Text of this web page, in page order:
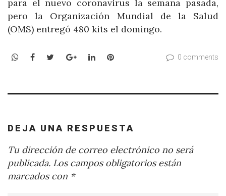
para el nuevo coronavirus la semana pasada,
pero la Organización Mundial de la Salud
(OMS) entregó 480 kits el domingo.
WhatsApp
Facebook
TwitterGoogle+LinkedInPinterest 0 comments
DEJA UNA RESPUESTA
Tu dirección de correo electrónico no será
publicada. Los campos obligatorios están
marcados con *